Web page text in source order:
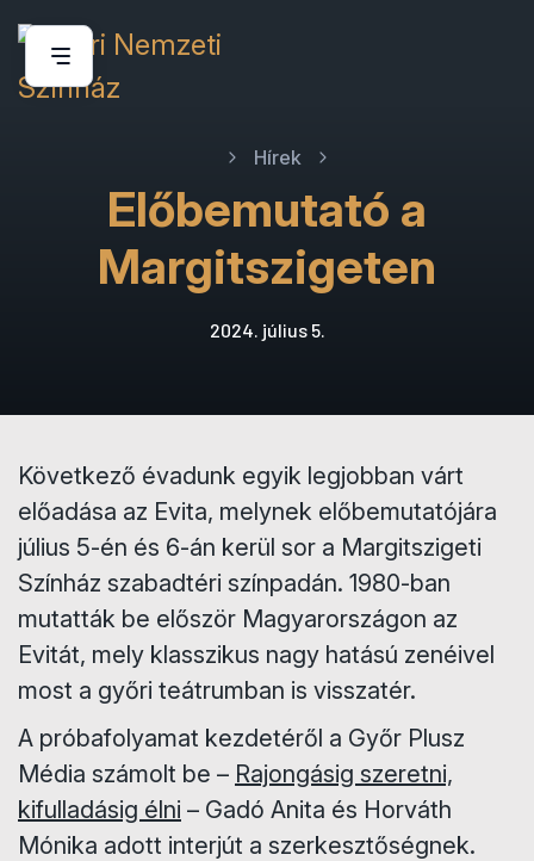
Hírek
Előbemutató a
Margitszigeten
2024. július 5.
Következő évadunk egyik legjobban várt
előadása az Evita, melynek előbemutatójára
július 5-én és 6-án kerül sor a Margitszigeti
Színház szabadtéri színpadán. 1980-ban
mutatták be először Magyarországon az
Evitát, mely klasszikus nagy hatású zenéivel
most a győri teátrumban is visszatér.
A próbafolyamat kezdetéről a Győr Plusz
Média számolt be – Rajongásig szeretni,
kifulladásig élni – Gadó Anita és Horváth
Mónika adott interjút a szerkesztőségnek.